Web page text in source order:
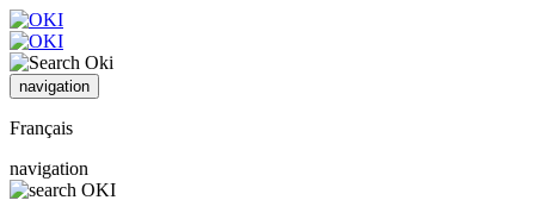
navigation
Français
navigation